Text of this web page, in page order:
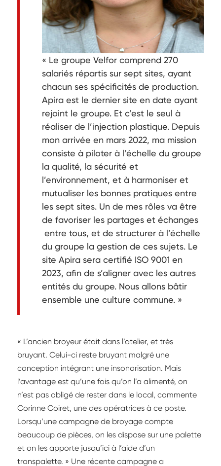
« Le groupe Velfor comprend 270
salariés répartis sur sept sites, ayant
chacun ses spécificités de production.
Apira est le dernier site en date ayant
rejoint le groupe. Et c’est le seul à
réaliser de l’injection plastique. Depuis
mon arrivée en mars 2022, ma mission
consiste à piloter à l’échelle du groupe
la qualité, la sécurité et
l’environnement, et à harmoniser et
mutualiser les bonnes pratiques entre
les sept sites. Un de mes rôles va être
de favoriser les partages et échanges
entre tous, et de structurer à l’échelle
du groupe la gestion de ces sujets. Le
site Apira sera certifié ISO 9001 en
2023, afin de s’aligner avec les autres
entités du groupe. Nous allons bâtir
ensemble une culture commune. »
« L’ancien broyeur était dans l’atelier, et très
bruyant. Celui-ci reste bruyant malgré une
conception intégrant une insonorisation. Mais
l’avantage est qu’une fois qu’on l’a alimenté, on
n’est pas obligé de rester dans le local, commente
Corinne Coiret, une des opératrices à ce poste.
Lorsqu’une campagne de broyage compte
beaucoup de pièces, on les dispose sur une palette
et on les apporte jusqu’ici à l’aide d’un
transpalette. » Une récente campagne a